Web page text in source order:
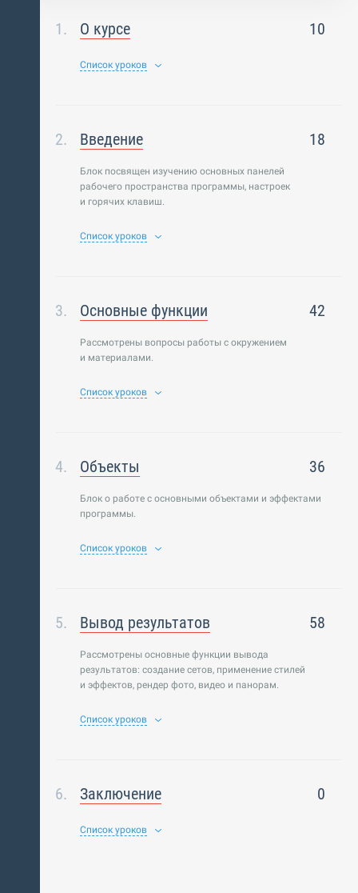
О курсе 10
Список уроков
Введение 18
Блок посвящен изучению основных панелей
рабочего пространства программы, настроек
и горячих клавиш.
Список уроков
Основные функции 42
Рассмотрены вопросы работы с окружением
и материалами.
Список уроков
Объекты 36
Блок о работе с основными объектами и эффектами
программы.
Список уроков
Вывод результатов 58
Рассмотрены основные функции вывода
результатов: создание сетов, применение стилей
и эффектов, рендер фото, видео и панорам.
Список уроков
Заключение 0
Список уроков